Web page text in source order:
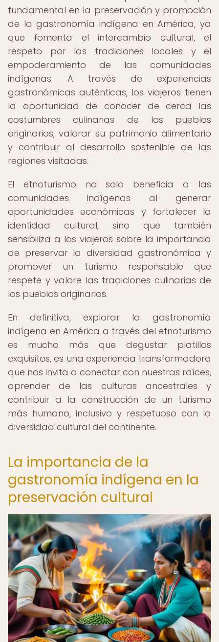
fundamental en la preservación y promoción
de la gastronomía indígena en América, ya
que fomenta el intercambio cultural, el
respeto por las tradiciones locales y el
empoderamiento de las comunidades
indígenas. A través de experiencias
gastronómicas auténticas, los viajeros tienen
la oportunidad de conocer de cerca las
costumbres culinarias de los pueblos
originarios, valorar su patrimonio alimentario
y contribuir al desarrollo sostenible de las
regiones visitadas.
El etnoturismo no solo beneficia a las
comunidades indígenas al generar
oportunidades económicas y fortalecer la
identidad cultural, sino que también
sensibiliza a los viajeros sobre la importancia
de preservar la diversidad gastronómica y
promover un turismo responsable que
respete y valore las tradiciones culinarias de
los pueblos originarios.
En definitiva, explorar la gastronomía
indígena en América a través del etnoturismo
es mucho más que degustar platillos
exquisitos, es una experiencia transformadora
que nos invita a conectar con nuestras raíces,
aprender de las culturas ancestrales y
contribuir a la construcción de un turismo
más humano, inclusivo y respetuoso con la
diversidad cultural del continente.
La importancia de la
gastronomía indígena en la
preservación cultural